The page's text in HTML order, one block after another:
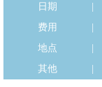
日期
费用
地点
其他